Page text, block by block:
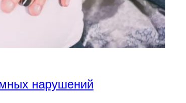
нарушений